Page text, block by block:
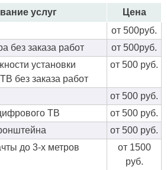
услуг
Цена
от 500руб.
без заказа работ
от 500руб.
установки
без заказа работ
от 500 руб.
от 500 руб.
ТВ
от 500 руб.
от 500 руб.
до 3-х метров
от 1500
руб.